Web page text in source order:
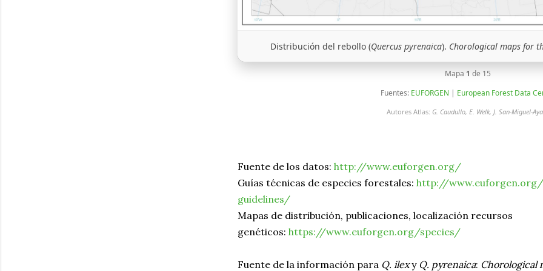
Distribución del rebollo (Quercus pyrenaica). Chorological maps for
Mapa 1 de 15
Fuentes: EUFORGEN | European Forest Data
Autores Atlas: G. Caudullo, E. Welk, J. San-Miguel-
Fuente de los datos: http://www.euforgen.org/
Guías técnicas de especies forestales: http://
guidelines/
Mapas de distribución, publicaciones, localización recursos
genéticos: https://www.euforgen.org/species/
Fuente de la información para Q. ilexy Q. pyrenaica: Chorological